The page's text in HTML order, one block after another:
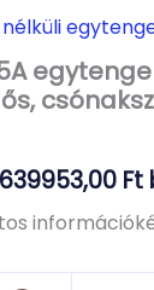
639953,00 Ft